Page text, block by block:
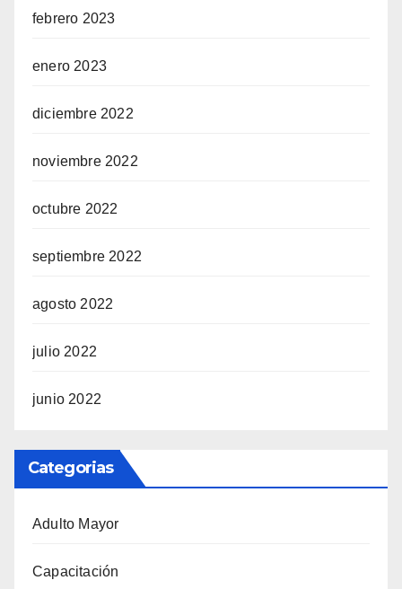
febrero 2023
enero 2023
diciembre 2022
noviembre 2022
octubre 2022
septiembre 2022
agosto 2022
julio 2022
junio 2022
Categorias
Adulto Mayor
Capacitación